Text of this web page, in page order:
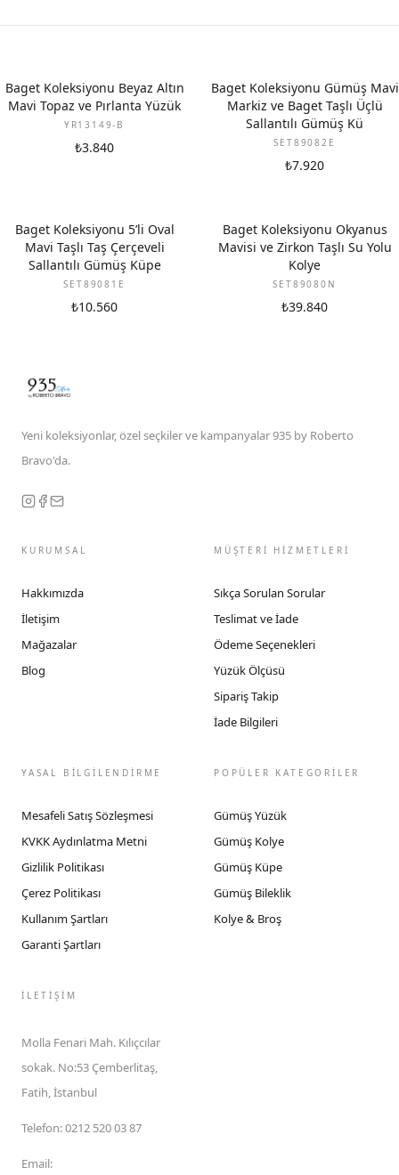
YENI
Baget Koleksiyonu Beyaz Altın
Mavi Topaz ve Pırlanta Yüzük
YR13149-B
₺3.840
Baget Koleksiyonu Gümüş Mavi
Markiz ve Baget Taşlı Üçlü
Sallantılı Gümüş Kü
SET89082E
₺7.920
Baget Koleksiyonu 5’li Oval
Mavi Taşlı Taş Çerçeveli
Sallantılı Gümüş Küpe
SET89081E
₺10.560
Baget Koleksiyonu Okyanus
Mavisi ve Zirkon Taşlı Su Yolu
Kolye
SET89080N
₺39.840
Yeni koleksiyonlar, özel seçkiler ve kampanyalar 935 by Roberto
Bravo'da.
KURUMSAL
Hakkımızda
İletişim
Mağazalar
Blog
MÜŞTERİ HİZMETLERİ
Sıkça Sorulan Sorular
Teslimat ve İade
Ödeme Seçenekleri
Yüzük Ölçüsü
Sipariş Takip
İade Bilgileri
YASAL BİLGİLENDİRME
Mesafeli Satış Sözleşmesi
KVKK Aydınlatma Metni
Gizlilik Politikası
Çerez Politikası
Kullanım Şartları
Garanti Şartları
POPÜLER KATEGORİLER
Gümüş Yüzük
Gümüş Kolye
Gümüş Küpe
Gümüş Bileklik
Kolye & Broş
İLETIŞIM
Molla Fenari Mah. Kılıçcılar
sokak. No:53 Çemberlitaş,
Fatih, İstanbul
Telefon:0212 520 03 87
Email: